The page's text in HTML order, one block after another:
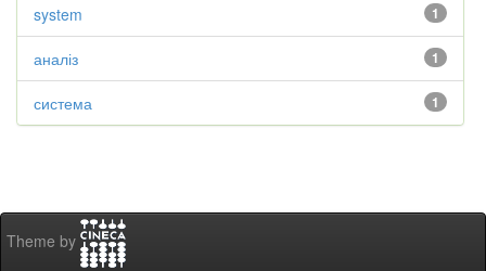
1
system
1
аналіз
1
система
Theme by